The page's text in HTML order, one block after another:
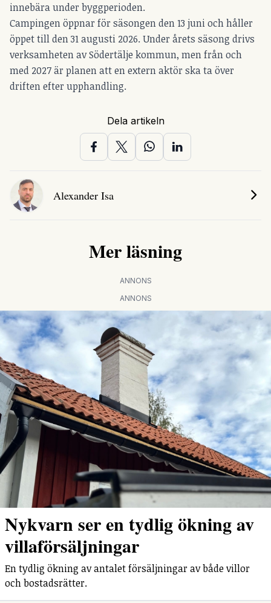
innebära under byggperioden.
Campingen öppnar för säsongen den 13 juni och håller
öppet till den 31 augusti 2026. Under årets säsong drivs
verksamheten av Södertälje kommun, men från och
med 2027 är planen att en extern aktör ska ta över
driften efter upphandling.
Dela artikeln
Alexander Isa
Mer läsning
ANNONS
ANNONS
Nykvarn ser en tydlig ökning av
villaförsäljningar
En tydlig ökning av antalet försäljningar av både villor
och bostadsrätter.